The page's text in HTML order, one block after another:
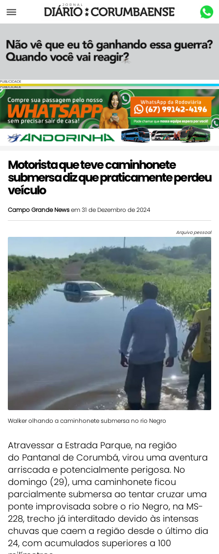
Menu
PUBLICIDADE
PUBLICIDADE
Motorista que teve caminhonete
submersa diz que praticamente perdeu
veículo
Campo Grande Newsem 31 de Dezembro de 2024
Arquivo pessoal
Walker olhando a caminhonete submersa no rio Negro
Atravessar a Estrada Parque, na região
do Pantanal de Corumbá, virou uma aventura
arriscada e potencialmente perigosa. No
domingo (29), uma caminhonete ficou
parcialmente submersa ao tentar cruzar uma
ponte improvisada sobre o rio Negro, na MS-
228, trecho já interditado devido às intensas
chuvas que caem a região desde o último dia
24, com acumulados superiores a 100